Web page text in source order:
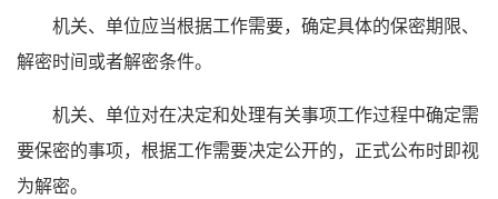
机关、单位应当根据工作需要，确定具体的保密期限、
解密时间或者解密条件。
机关、单位对在决定和处理有关事项工作过程中确定需
要保密的事项，根据工作需要决定公开的，正式公布时即视
为解密。